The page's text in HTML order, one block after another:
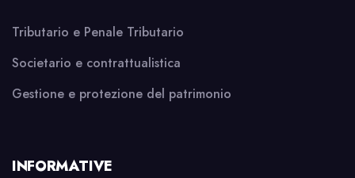
Tributario e Penale Tributario
Societario e contrattualistica
Gestione e protezione del patrimonio
INFORMATIVE